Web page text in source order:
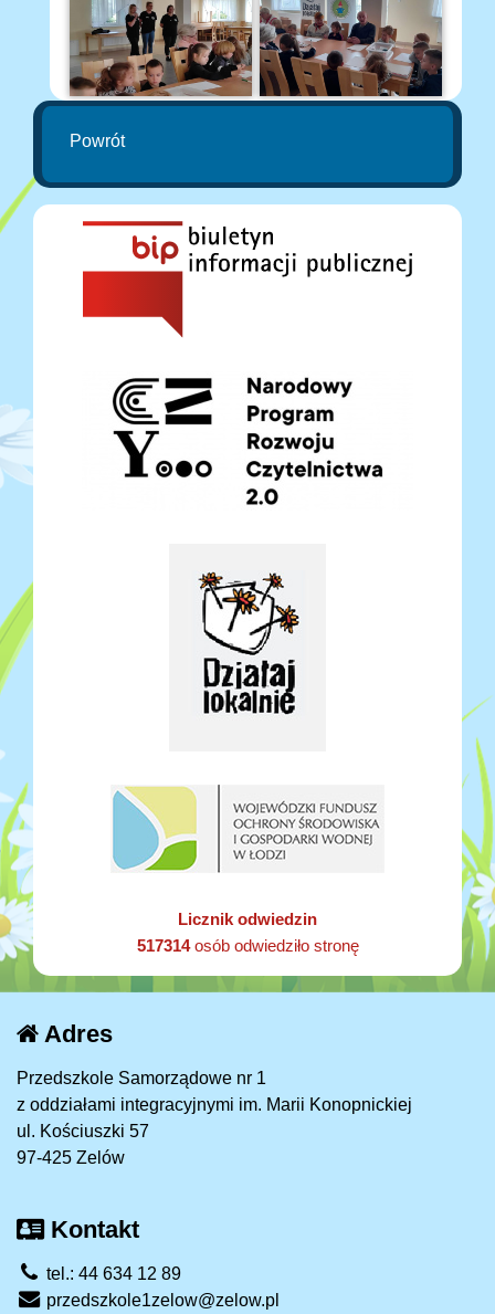
Powrót
Licznik odwiedzin
517314osób odwiedziło stronę
Adres
Przedszkole Samorządowe nr 1
z oddziałami integracyjnymi im. Marii Konopnickiej
ul. Kościuszki 57
97-425 Zelów
Kontakt
tel.: 44 634 12 89
przedszkole1zelow@zelow.pl